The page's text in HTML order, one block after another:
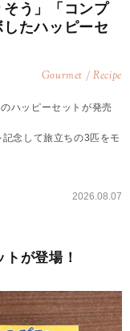
そう」「コンプ
たハッピーセ
Gourmet / Recipe
ハッピーセットが発売
念して旅立ちの3匹をモ
2026.08.07
が登場！